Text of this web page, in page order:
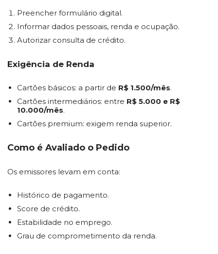
Preencher formulário digital.
Informar dados pessoais, renda e ocupação.
Autorizar consulta de crédito.
Exigência de Renda
Cartões básicos: a partir de R$ 1.500/mês.
Cartões intermediários: entre R$ 5.000 e R$
10.000/mês.
Cartões premium: exigem renda superior.
Como é Avaliado o Pedido
Os emissores levam em conta:
Histórico de pagamento.
Score de crédito.
Estabilidade no emprego.
Grau de comprometimento da renda.